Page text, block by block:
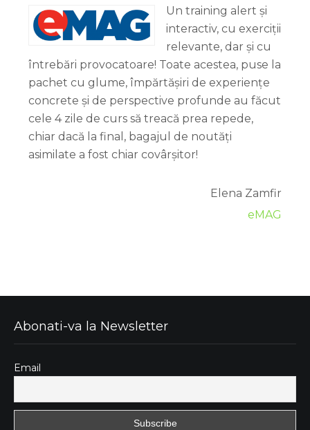
Un training alert și
interactiv, cu exerciții
relevante, dar și cu
întrebări provocatoare! Toate acestea, puse la
pachet cu glume, împărtășiri de experiențe
concrete și de perspective profunde au făcut
cele 4 zile de curs să treacă prea repede,
chiar dacă la final, bagajul de noutăți
asimilate a fost chiar covârșitor!
Elena Zamfir
eMAG
Abonati-va la Newsletter
Email